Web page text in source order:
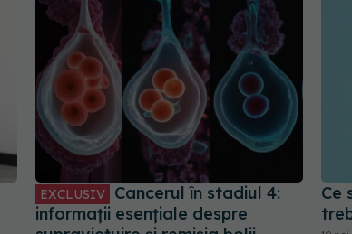
EXCLUSIV
Cancerul în stadiul 4:
informații esențiale despre
Ce